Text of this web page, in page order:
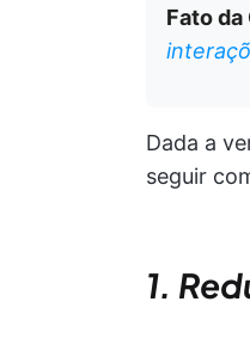
Fato
Dada a
seguir
1.